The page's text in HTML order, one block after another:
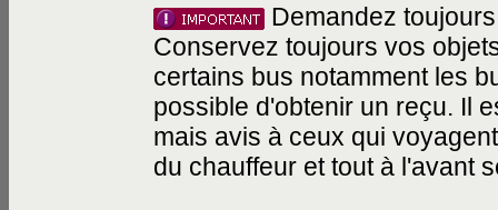
Demandez
Conservez toujours vos
certains bus notamment les
possible d'obtenir un reçu. Il
mais avis à ceux qui
du chauffeur et tout à l'avant